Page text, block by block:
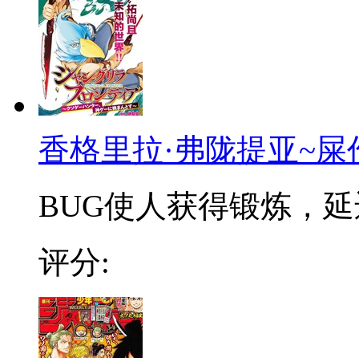
香格里拉·弗陇提亚~
BUG使人获得锻炼，
评分: